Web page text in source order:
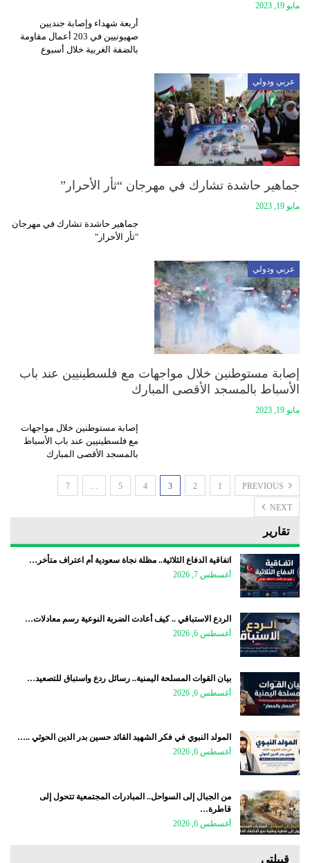
مايو 19, 2023
أربعة شهداء وإصابة جنديين
صهيونيين في 203 أعمال مقاومة
بالضفة الغربية خلال أسبوع
عربي ودولي
جماهير حاشدة تشارك في مهرجان “ثأر الأحرار”
مايو 19, 2023
جماهير حاشدة تشارك في مهرجان
"ثأر الأحرار"
عربي ودولي
إصابة مستوطنين خلال مواجهات مع فلسطينيين عند باب
الأسباط بالمسجد الأقصى المبارك
مايو 19, 2023
إصابة مستوطنين خلال مواجهات
مع فلسطينيين عند باب الأسباط
بالمسجد الأقصى المبارك
1
2
3
4
5
7
NEXT
تقارير
اتفاقية الدفاع الثلاثية.. مظلة نجاة سعودية أم اعتراف متأخر…
أغسطس 7, 2026
الردع الاستباقي .. كيف أعادت الضربة النوعية رسم معادلات…
أغسطس 6, 2026
بيان القوات المسلحة اليمنية.. رسائل ردع واستباق للتصعيد…
أغسطس 6, 2026
المولد النبوي في فكر الشهيد القائد حسين بدر الدين الحوثي ..…
أغسطس 6, 2026
من الجبال إلى السواحل.. المبادرات المجتمعية تتحول إلى
قاطرة…
أغسطس 6, 2026
قبيلتي